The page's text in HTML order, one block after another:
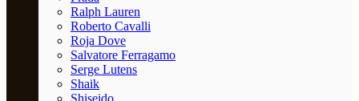
Ralph Lauren
Roberto Cavalli
Roja Dove
Salvatore Ferragamo
Serge Lutens
Shaik
Shiseido